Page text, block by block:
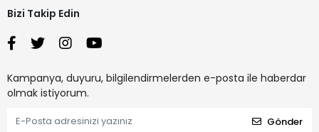
Bizi Takip Edin
Kampanya, duyuru, bilgilendirmelerden e-posta ile haberdar
olmak istiyorum.
Gönder